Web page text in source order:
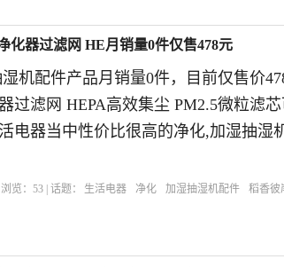
化器过滤网 HE月销量0件仅售478元
机配件产品月销量0件，目前仅售价
过滤网 HEPA高效集尘 PM2.5微粒滤芯
电器当中性价比很高的净化,加湿抽湿
| 浏览：53 | 话题： 生活电器 净化 加湿抽湿机配件 稻香彼